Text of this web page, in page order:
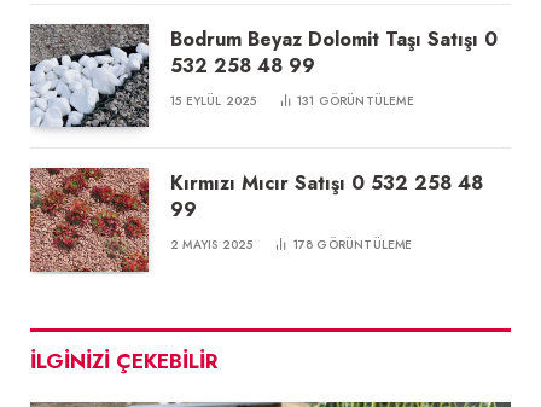
Bodrum Beyaz Dolomit Taşı Satışı 0
532 258 48 99
15 EYLÜL 2025 131 GÖRÜNTÜLEME
Kırmızı Mıcır Satışı 0 532 258 48
99
2 MAYIS 2025 178 GÖRÜNTÜLEME
İLGINIZI ÇEKEBILIR